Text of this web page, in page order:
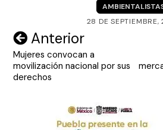
28 DE SEPTIEMBRE,
Navegación
de
entradas
Anterior
Mujeres convocan a
movilización nacional por sus
derechos